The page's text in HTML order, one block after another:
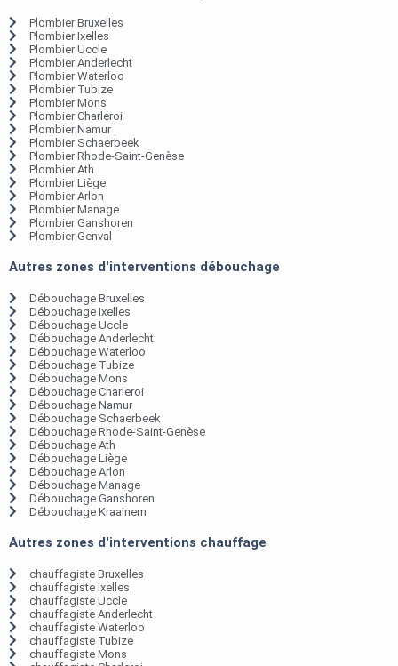
Plombier Bruxelles
Plombier Ixelles
Plombier Uccle
Plombier Anderlecht
Plombier Waterloo
Plombier Tubize
Plombier Mons
Plombier Charleroi
Plombier Namur
Plombier Schaerbeek
Plombier Rhode-Saint-Genèse
Plombier Ath
Plombier Liège
Plombier Arlon
Plombier Manage
Plombier Ganshoren
Plombier Genval
Autres zones d'interventions débouchage
Débouchage Bruxelles
Débouchage Ixelles
Débouchage Uccle
Débouchage Anderlecht
Débouchage Waterloo
Débouchage Tubize
Débouchage Mons
Débouchage Charleroi
Débouchage Namur
Débouchage Schaerbeek
Débouchage Rhode-Saint-Genèse
Débouchage Ath
Débouchage Liège
Débouchage Arlon
Débouchage Manage
Débouchage Ganshoren
Débouchage Kraainem
Autres zones d'interventions chauffage
chauffagiste Bruxelles
chauffagiste Ixelles
chauffagiste Uccle
chauffagiste Anderlecht
chauffagiste Waterloo
chauffagiste Tubize
chauffagiste Mons